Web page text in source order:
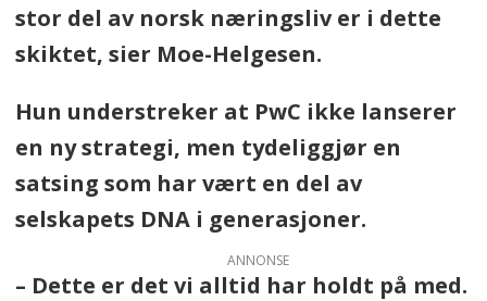
stor del av norsk næringsliv er i dette
skiktet, sier Moe-Helgesen.
Hun understreker at PwC ikke lanserer
en ny strategi, men tydeliggjør en
satsing som har vært en del av
selskapets DNA i generasjoner.
ANNONSE
– Dette er det vi alltid har holdt på med.